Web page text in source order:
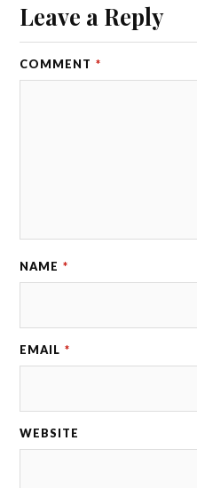
Leave a Reply
COMMENT *
NAME *
EMAIL *
WEBSITE